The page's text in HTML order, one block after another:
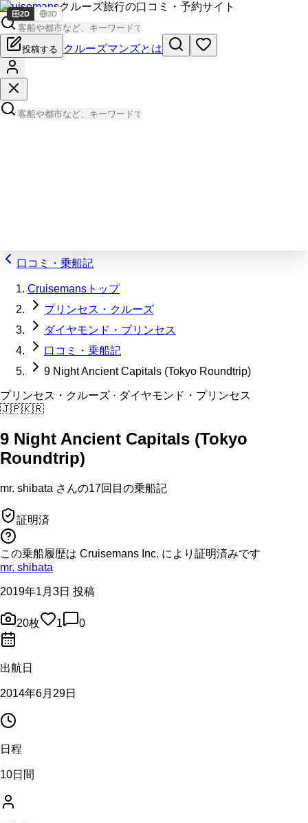
Cruisemansクルーズ旅行の口コミ・予約サイト
投稿する クルーズマンズとは
口コミ・乗船記
Cruisemansトップ
プリンセス・クルーズ
ダイヤモンド・プリンセス
口コミ・乗船記
9 Night Ancient Capitals (Tokyo Roundtrip)
プリンセス・クルーズ · ダイヤモンド・プリンセス
🇯🇵🇰🇷
9 Night Ancient Capitals (Tokyo
Roundtrip)
mr. shibata さんの17回目の乗船記
証明済
この乗船履歴は Cruisemans Inc. により証明済みです
mr. shibata
2019年1月3日 投稿
20枚 1 0
出航日
2014年6月29日
日程
10日間
2D 3D